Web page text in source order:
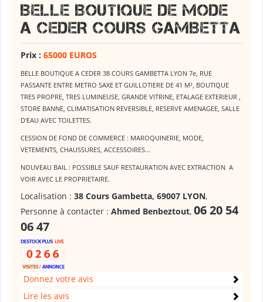
BELLE BOUTIQUE DE MODE
A CEDER COURS GAMBETTA
Prix : 65000 EUROS
BELLE BOUTIQUE A CEDER 38 COURS GAMBETTA LYON 7e, RUE
PASSANTE ENTRE METRO SAXE ET GUILLOTIERE DE 41 M², BOUTIQUE
TRES PROPRE, TRES LUMINEUSE, GRANDE VITRINE, ETALAGE EXTERIEUR ,
STORE BANNE, CLIMATISATION REVERSIBLE, RESERVE AMENAGEE, SALLE
D'EAU AVEC TOILETTES.
CESSION DE FOND DE COMMERCE : MAROQUINERIE, MODE,
VETEMENTS, CHAUSSURES, ACCESSOIRES...
NOUVEAU BAIL : POSSIBLE SAUF RESTAURATION AVEC EXTRACTION A
VOIR AVEC LE PROPRIETAIRE.
Localisation : 38 Cours Gambetta, 69007 LYON,
Personne à contacter : Ahmed Benbeztout, 06 20 54
06 47
Donnez votre avis
Lire les avis